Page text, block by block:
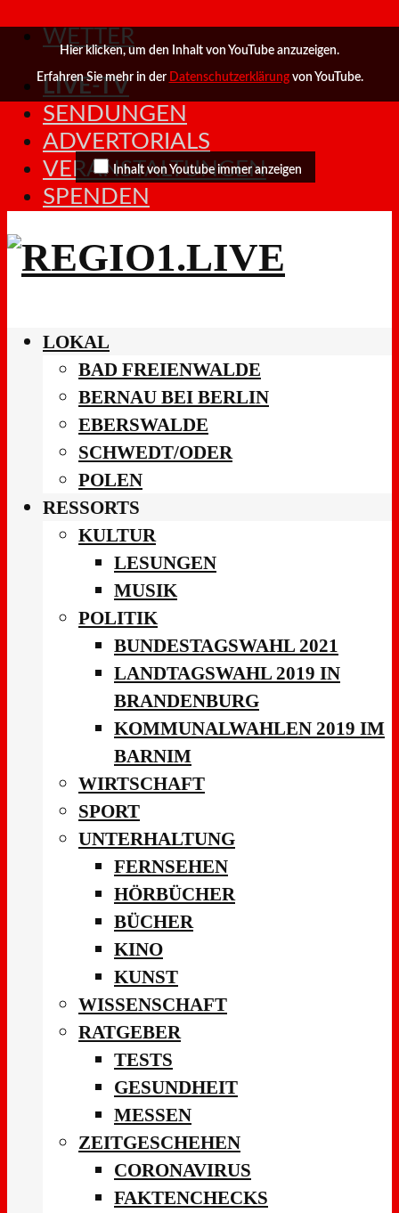
WETTER
LIVE-TV
SENDUNGEN
ADVERTORIALS
VERANSTALTUNGEN
SPENDEN
LOKAL
BAD FREIENWALDE
BERNAU BEI BERLIN
EBERSWALDE
SCHWEDT/ODER
POLEN
RESSORTS
KULTUR
LESUNGEN
MUSIK
POLITIK
BUNDESTAGSWAHL 2021
LANDTAGSWAHL 2019 IN
BRANDENBURG
KOMMUNALWAHLEN 2019 IM
BARNIM
WIRTSCHAFT
SPORT
UNTERHALTUNG
FERNSEHEN
HÖRBÜCHER
BÜCHER
KINO
KUNST
WISSENSCHAFT
RATGEBER
TESTS
GESUNDHEIT
MESSEN
ZEITGESCHEHEN
CORONAVIRUS
FAKTENCHECKS
Hier klicken, um den Inhalt von YouTube anzuzeigen.
Erfahren Sie mehr in der Datenschutzerklärungvon YouTube.
Inhalt von Youtube immer anzeigen